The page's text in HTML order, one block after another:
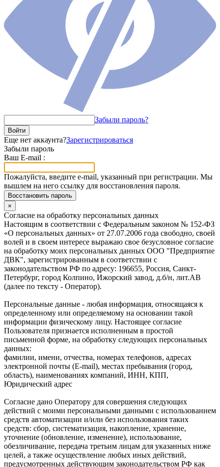
Забыли пароль?
Войти
Еще нет аккаунта?Зарегистрироваться
Забыли пароль
Ваш E-mail :
Пожалуйста, введите e-mail, указанный при регистрации. Мы
вышлем на него ссылку для восстановления пароля.
Восстановить пароль
×
Согласие на обработку персональных данных
Настоящим в соответствии с Федеральным законом № 152-ФЗ
«О персональных данных» от 27.07.2006 года свободно, своей
волей и в своем интересе выражаю свое безусловное согласие
на обработку моих персональных данных ООО "Предприятие
ДВК", зарегистрированным в соответствии с
законодательством РФ по адресу: 196655, Россия, Санкт-
Петербург, город Колпино, Ижорский завод, д.б/н, лит.АВ
(далее по тексту - Оператор).
Персональные данные - любая информация, относящаяся к
определенному или определяемому на основании такой
информации физическому лицу. Настоящее согласие
Пользователя признается исполненным в простой
письменной форме, на обработку следующих персональных
данных:
фамилии, имени, отчества, номерах телефонов, адресах
электронной почты (E-mail), местах пребывания (город,
область), наименованиях компаний, ИНН, КПП,
Юридический адрес
Согласие дано Оператору для совершения следующих
действий с моими персональными данными с использованием
средств автоматизации и/или без использования таких
средств: сбор, систематизация, накопление, хранение,
уточнение (обновление, изменение), использование,
обезличивание, передача третьим лицам для указанных ниже
целей, а также осуществление любых иных действий,
предусмотренных действующим законодательством РФ как